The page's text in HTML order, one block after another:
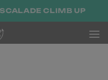
CLIMB UP